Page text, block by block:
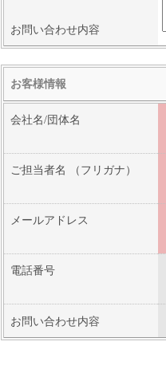
お問い合わせ内容
お客様情報
会社名/団体名
ご担当者名 （フリガナ）
メールアドレス
電話番号
お問い合わせ内容